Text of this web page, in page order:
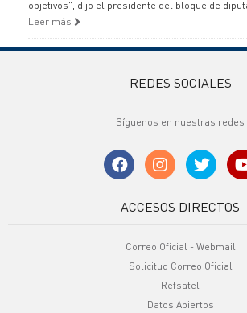
objetivos", dijo el presidente del bloque de
Leer más
REDES SOCIALES
Síguenos en nuestras redes
ACCESOS DIRECTOS
Correo Oficial - Webmail
Solicitud Correo Oficial
Refsatel
Datos Abiertos